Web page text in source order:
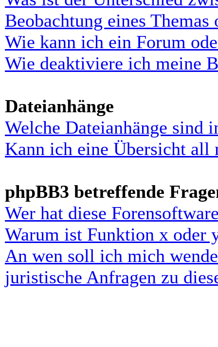
Beobachtung eines Themas
Wie kann ich ein Forum
Wie deaktiviere ich meine
Dateianhänge
Welche Dateianhänge sind
Kann ich eine Übersicht all
phpBB3 betreffende
Wer hat diese
Warum ist Funktion x oder
An wen soll ich mich
juristische Anfragen zu